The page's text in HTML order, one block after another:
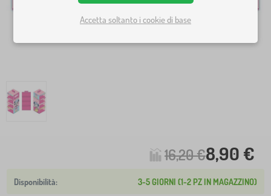
16,20 €8,90 €
3-5 GIORNI (1-2 PZ IN MAGAZZINO)
Accetta soltanto i cookie di base